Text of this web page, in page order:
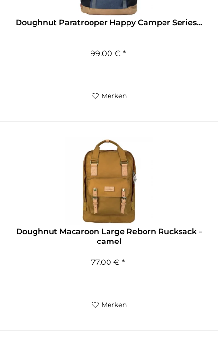
Doughnut Paratrooper Happy Camper Series...
99,00 € *
Merken
Doughnut Macaroon Large Reborn Rucksack –
camel
77,00 € *
Merken